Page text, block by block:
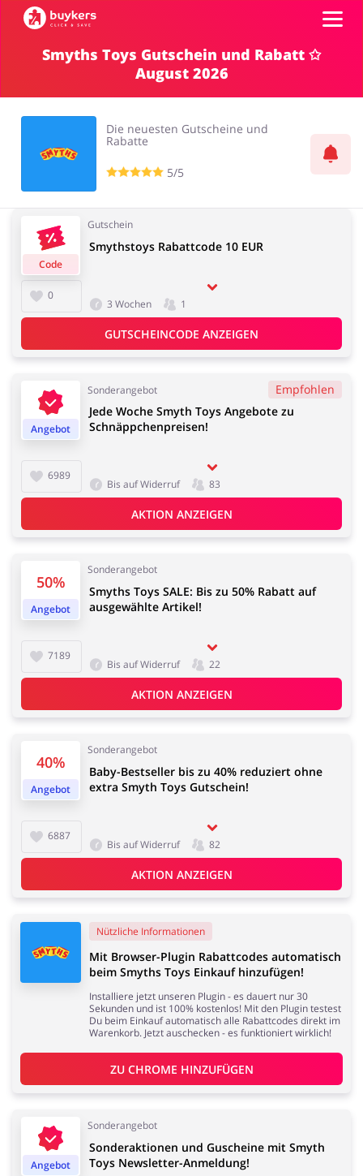
Mode & Accessoires
Essen & Trinken Beauty & Gesundheit
Kfz
Bürobedarf &
Sport & Hobby Schmuck & Uhren
Blumen & Geschenke
Elektronik Tierbedarf
Finanzen &
Kinderartikel & Spielzeug
Bücher, Medien, Software
& Games
Erotik
Top100
Shops
Smyths Toys Gutschein und Rabatt ✩
August 2026
Die neuesten Gutscheine und
Rabatte
5/5
Code
Gutschein
0
Smythstoys Rabattcode 10 EUR
3 Wochen 1
GUTSCHEINCODE ANZEIGEN
Angebot
Sonderangebot Empfohlen
6989
Jede Woche Smyth Toys Angebote zu
Schnäppchenpreisen!
Bis auf Widerruf 83
AKTION ANZEIGEN
50%
Angebot
Sonderangebot
7189
Smyths Toys SALE: Bis zu 50% Rabatt auf
ausgewählte Artikel!
Bis auf Widerruf 22
AKTION ANZEIGEN
40%
Angebot
Sonderangebot
6887
Baby-Bestseller bis zu 40% reduziert ohne
extra Smyth Toys Gutschein!
Bis auf Widerruf 82
AKTION ANZEIGEN
Angebot
Sonderangebot
Sonderaktionen und Guscheine mit Smyth
Toys Newsletter-Anmeldung!
Nützliche Informationen
Mit Browser-Plugin Rabattcodes automatisch
beim Smyths Toys Einkauf hinzufügen!
Installiere jetzt unseren Plugin - es dauert nur 30
Sekunden und ist 100% kostenlos! Mit den Plugin testest
Du beim Einkauf automatisch alle Rabattcodes direkt im
Warenkorb. Jetzt auschecken - es funktioniert wirklich!
ZU CHROME HINZUFÜGEN